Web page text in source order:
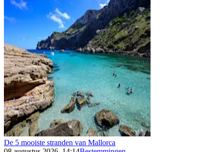
De 5 mooiste stranden van Mallorca